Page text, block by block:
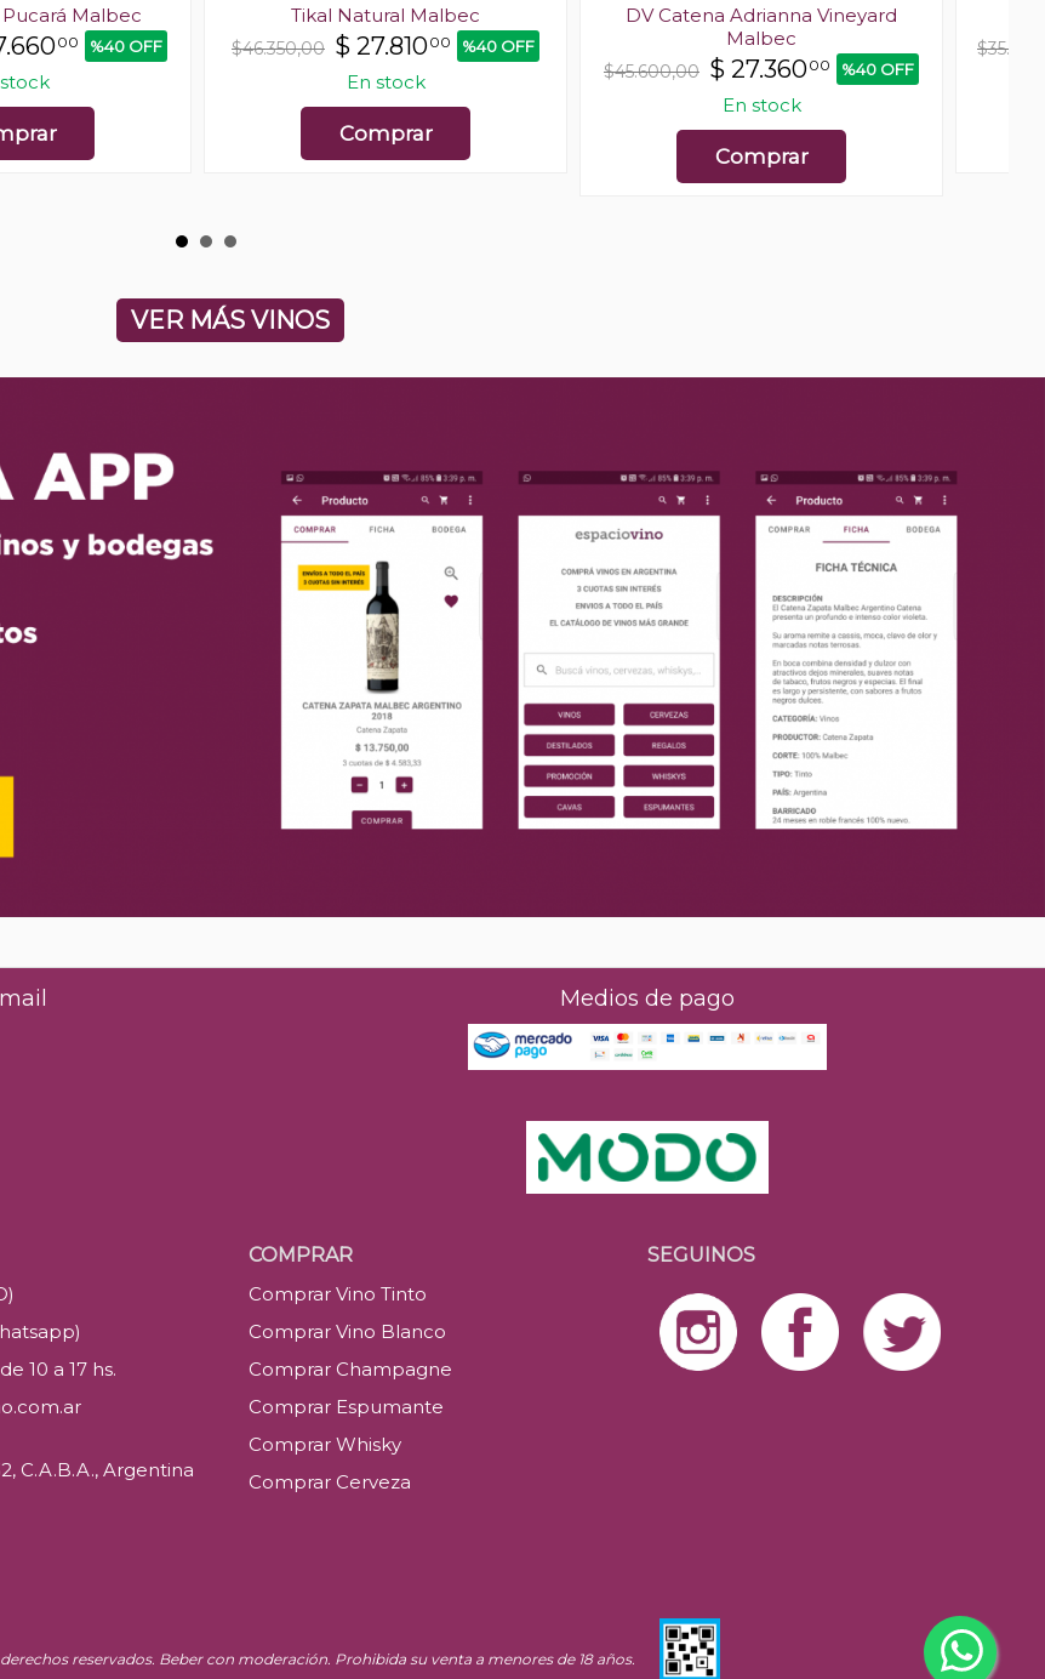
Pucará Malbec
00 %40 OFF
Tikal Natural Malbec
$46.350,00 $ 27.81000 %40 OFF
En stock
Comprar
DV Catena Adrianna Vineyard
Malbec
$45.600,00 $ 27.36000 %40 OFF
En stock
Comprar
VER MÁS VINOS
Medios de pago
10 a 17 hs.
C.A.B.A., Argentina
COMPRAR
Comprar Vino Tinto
Comprar Vino Blanco
Comprar Champagne
Comprar Espumante
Comprar Whisky
Comprar Cerveza
SEGUINOS
reservados. Beber con moderación. Prohibida su venta a menores de 18 años.